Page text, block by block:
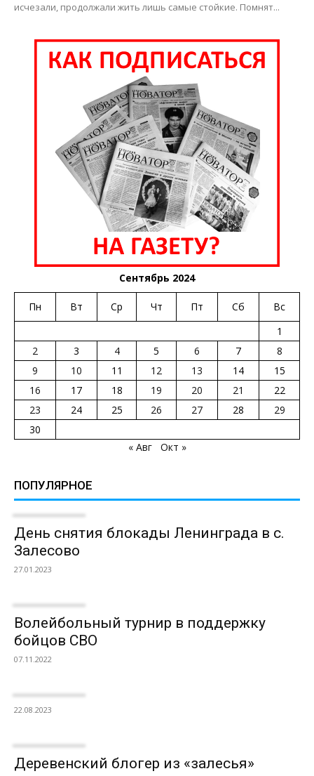
исчезали, продолжали жить лишь самые стойкие. Помнят...
Сентябрь 2024
Пн Вт Ср Чт Пт Сб
Вс
1
2
3 4 5 6 7
8
9
10 11 12 13 14
15
16
17 18 19 20 21
22
23
24 25 26 27 28
29
30
« Авг
Окт »
ПОПУЛЯРНОЕ
День снятия блокады Ленинграда в с.
Залесово
27.01.2023
Волейбольный турнир в поддержку
бойцов СВО
07.11.2022
22.08.2023
Деревенский блогер из «залесья»